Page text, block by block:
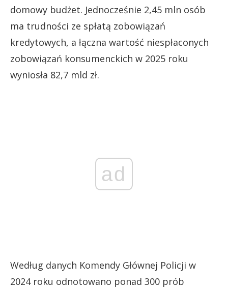
domowy budżet. Jednocześnie 2,45 mln osób
ma trudności ze spłatą zobowiązań
kredytowych, a łączna wartość niespłaconych
zobowiązań konsumenckich w 2025 roku
wyniosła 82,7 mld zł.
ad
Według danych Komendy Głównej Policji w
2024 roku odnotowano ponad 300 prób